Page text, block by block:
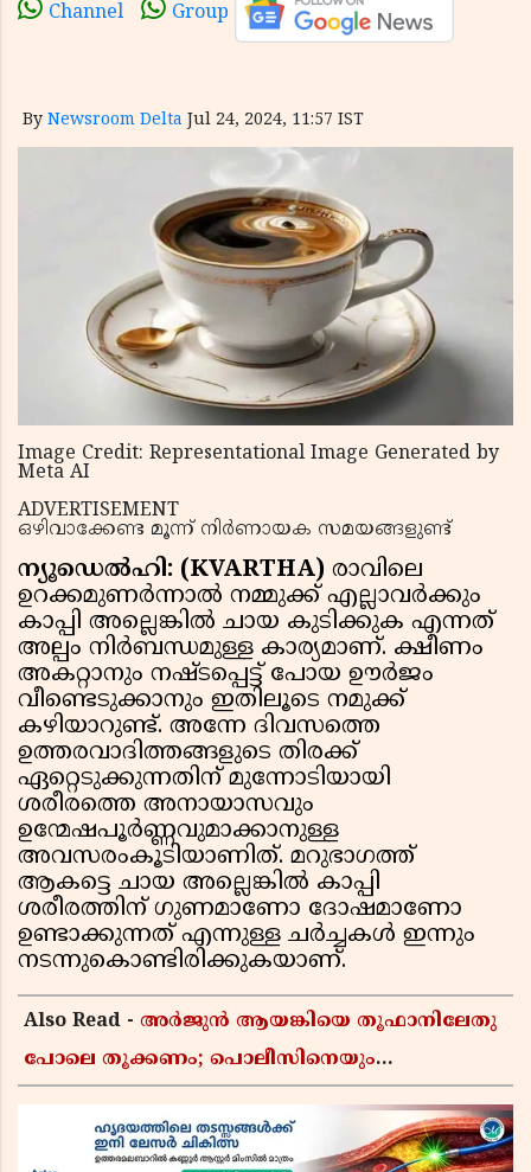
Channel Group
By Newsroom Delta Jul 24, 2024, 11:57 IST
Image Credit: Representational Image Generated by
Meta AI
ADVERTISEMENT
ഒഴിവാക്കേണ്ട മൂന്ന് നിര്‍ണായക സമയങ്ങളുണ്ട്
ന്യൂഡെൽഹി: (KVARTHA) രാവിലെ
ഉറക്കമുണര്‍ന്നാല്‍ നമ്മുക്ക് എല്ലാവര്‍ക്കും
കാപ്പി അല്ലെങ്കില്‍ ചായ കുടിക്കുക എന്നത്
അല്പം നിര്‍ബന്ധമുള്ള കാര്യമാണ്. ക്ഷീണം
അകറ്റാനും നഷ്ടപ്പെട്ട് പോയ ഊര്‍ജം
വീണ്ടെടുക്കാനും ഇതിലൂടെ നമുക്ക്
കഴിയാറുണ്ട്. അന്നേ ദിവസത്തെ
ഉത്തരവാദിത്തങ്ങളുടെ തിരക്ക്
ഏറ്റെടുക്കുന്നതിന് മുന്നോടിയായി
ശരീരത്തെ അനായാസവും
ഉന്മേഷപൂര്‍ണ്ണവുമാക്കാനുള്ള
അവസരംകൂടിയാണിത്. മറുഭാഗത്ത്
ആകട്ടെ ചായ അല്ലെങ്കില്‍ കാപ്പി
ശരീരത്തിന് ഗുണമാണോ ദോഷമാണോ
ഉണ്ടാക്കുന്നത് എന്നുള്ള ചര്‍ച്ചകള്‍ ഇന്നും
നടന്നുകൊണ്ടിരിക്കുകയാണ്.
Also Read - അർജുൻ ആയങ്കിയെ തൂഫാനിലേതു
പോലെ തൂക്കണം; പൊലീസിനെയും
ജയരാജൻ